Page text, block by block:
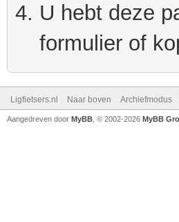
U hebt deze
formulier of
Ligfietsers.nl Naar boven Archiefmodus
Aangedreven door MyBB , © 2002-2026 MyBB